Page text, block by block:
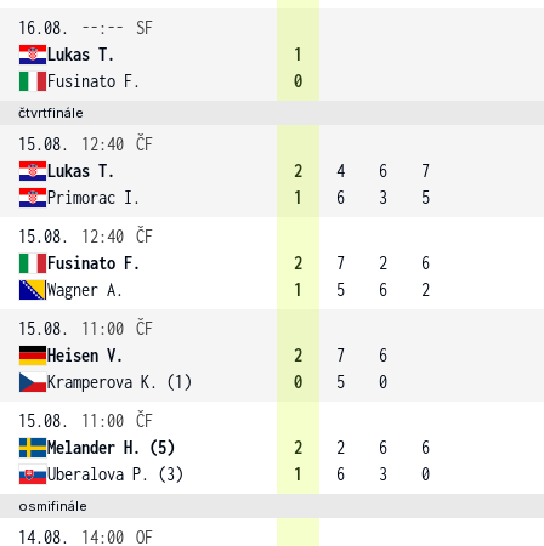
16.08. --:--
SF
Lukas T.
Fusinato F.
1
0
čtvrtfinále
15.08. 12:40 ČF
Lukas T.
Primorac I.
2
1
4
6
6
3
7
5
15.08.
12:40 ČF
Fusinato F.
Wagner A.
2
1
7
5
2
6
6
2
15.08.
11:00 ČF
Heisen V.
Kramperova K. (1)
2
0
7
5
6
0
15.08.
11:00 ČF
Melander H. (5)
Uberalova P. (3)
2
1
2
6
6
3
6
0
osmifinále
14.08. 14:00 OF